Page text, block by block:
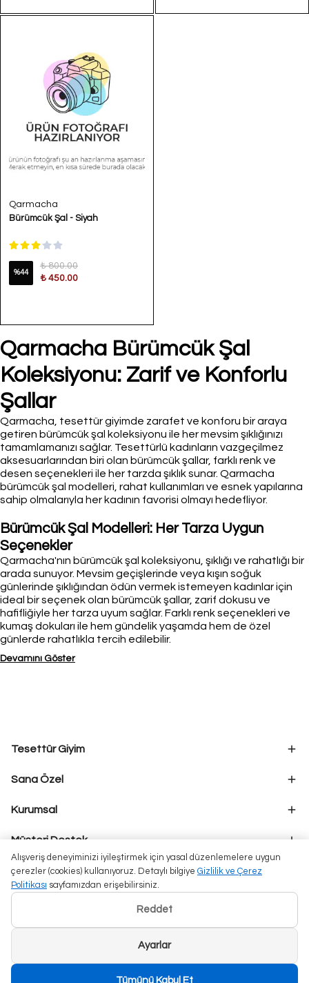
Alışveriş deneyiminizi iyileştirmek için yasal düzenlemelere uygun
çerezler (cookies) kullanıyoruz. Detaylı bilgiye Gizlilik ve Çerez
Politikası sayfamızdan erişebilirsiniz.
Reddet
Ayarlar
Tümünü Kabul Et
Qarmacha
Bürümcük Şal - Siyah
%44
₺ 800.00
₺ 450.00
Qarmacha Bürümcük Şal
Koleksiyonu: Zarif ve Konforlu
Şallar
Qarmacha, tesettür giyimde zarafet ve konforu bir araya
getiren bürümcük şal koleksiyonu ile her mevsim şıklığınızı
tamamlamanızı sağlar. Tesettürlü kadınların vazgeçilmez
aksesuarlarından biri olan bürümcük şallar, farklı renk ve
desen seçenekleri ile her tarzda şıklık sunar. Qarmacha
bürümcük şal modelleri, rahat kullanımları ve esnek yapılarına
sahip olmalarıyla her kadının favorisi olmayı hedefliyor.
Bürümcük Şal Modelleri: Her Tarza Uygun
Seçenekler
Qarmacha'nın bürümcük şal koleksiyonu, şıklığı ve rahatlığı bir
arada sunuyor. Mevsim geçişlerinde veya kışın soğuk
günlerinde şıklığından ödün vermek istemeyen kadınlar için
ideal bir seçenek olan bürümcük şallar, zarif dokusu ve
hafifliğiyle her tarza uyum sağlar. Farklı renk seçenekleri ve
kumaş dokuları ile hem gündelik yaşamda hem de özel
günlerde rahatlıkla tercih edilebilir.
Devamını Göster
Tesettür Giyim
Sana Özel
Kurumsal
Müşteri Destek